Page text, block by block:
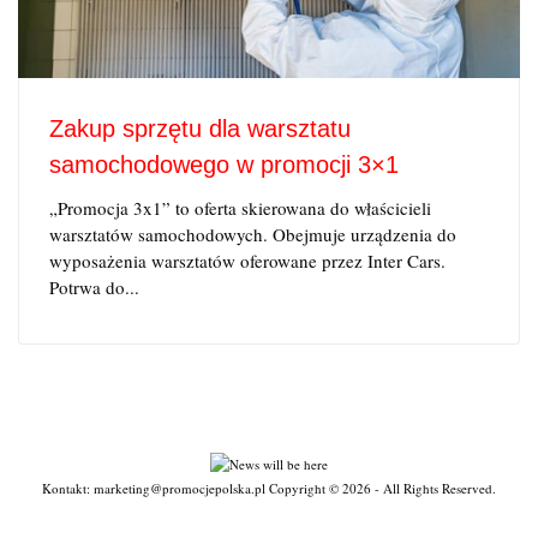
Zakup sprzętu dla warsztatu
samochodowego w promocji 3×1
„Promocja 3x1” to oferta skierowana do właścicieli
warsztatów samochodowych. Obejmuje urządzenia do
wyposażenia warsztatów oferowane przez Inter Cars.
Potrwa do...
Kontakt: marketing@promocjepolska.pl Copyright © 2026 - All Rights Reserved.